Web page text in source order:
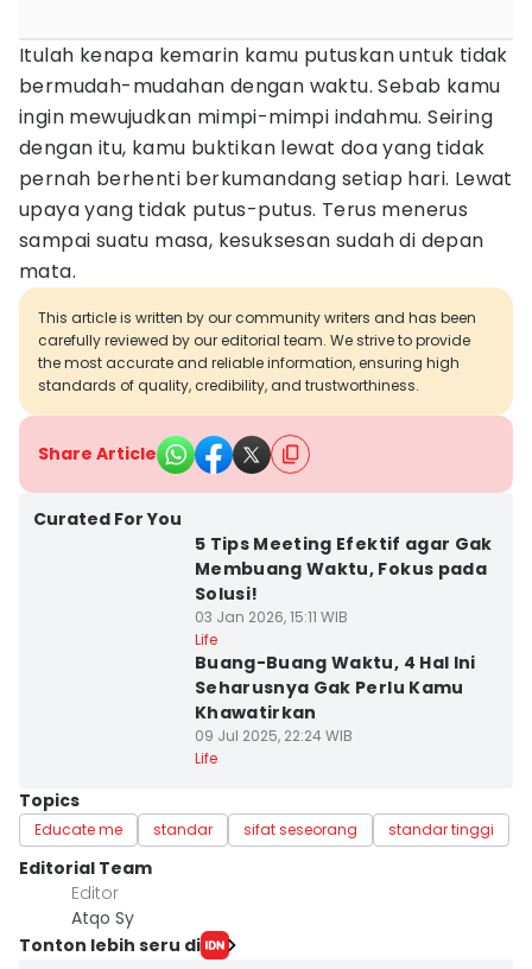
Itulah kenapa kemarin kamu putuskan untuk tidak
bermudah-mudahan dengan waktu. Sebab kamu
ingin mewujudkan mimpi-mimpi indahmu. Seiring
dengan itu, kamu buktikan lewat doa yang tidak
pernah berhenti berkumandang setiap hari. Lewat
upaya yang tidak putus-putus. Terus menerus
sampai suatu masa, kesuksesan sudah di depan
mata.
This article is written by our community writers and has been
carefully reviewed by our editorial team. We strive to provide
the most accurate and reliable information, ensuring high
standards of quality, credibility, and trustworthiness.
Share Article
Curated For You
5 Tips Meeting Efektif agar Gak
Membuang Waktu, Fokus pada
Solusi!
03 Jan 2026, 15:11 WIB
Life
Buang-Buang Waktu, 4 Hal Ini
Seharusnya Gak Perlu Kamu
Khawatirkan
09 Jul 2025, 22:24 WIB
Life
Topics
Educate me standar sifat seseorang standar tinggi
Editorial Team
Editor
Atqo Sy
Tonton lebih seru di